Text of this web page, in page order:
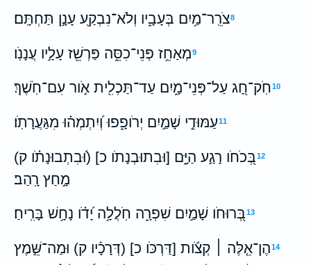
8צֹרֵֽר־מַ֥יִם בְּעָבָ֑יו וְלֹא־נִבְקַ֖ע עָנָ֣ן תַּחְתָּֽם׃
9מְאַחֵ֥ז פְּנֵי־כִסֵּ֑ה פַּרְשֵׁ֖ז עָלָ֣יו עֲנָנֹֽו׃
10חֹֽק־חָ֭ג עַל־פְּנֵי־מָ֑יִם עַד־תַּכְלִ֖ית אֹ֣ור עִם־חֹֽשֶׁךְ׃
11עַמּוּדֵ֣י שָׁמַ֣יִם יְרֹופָ֑פוּ וְ֝יִתְמְה֗וּ מִגַּעֲרָתֹֽו׃
12 בְּ֭כֹחֹו רָגַ֣ע הַיָּ֑ם [וּבִתוּבְנָתֹו כ] (וּ֝בִתְבוּנָתֹ֗ו ק)
מָ֣חַץ רָֽהַב׃
13בְּ֭רוּחֹו שָׁמַ֣יִם שִׁפְרָ֑ה חֹֽלֲלָ֥ה יָ֝דֹ֗ו נָחָ֥שׁ בָּרִֽיחַ׃
14הֶן־אֵ֤לֶּה ׀ קְצֹ֬ות [דַּרְכֹּו כ] (דְּרָכָ֗יו ק) וּמַה־שֵּׁ֣מֶץ